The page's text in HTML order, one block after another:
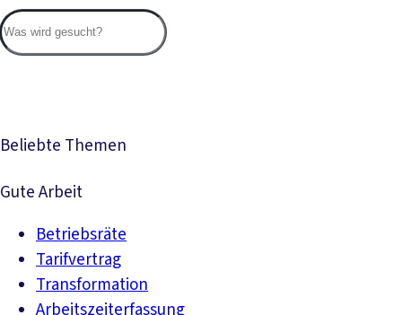
Beliebte Themen
Gute Arbeit
Betriebsräte
Tarifvertrag
Transformation
Arbeitszeiterfassung